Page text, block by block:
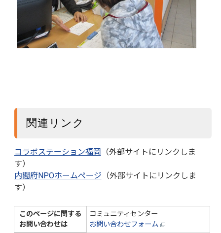
関連リンク
コラボステーション福岡
（外部サイトにリンクしま
す）
内閣府NPOホームぺージ （外部サイトにリンクしま
す）
このページに関する
お問い合わせは
コミュニティセンター
お問い合わせフォーム